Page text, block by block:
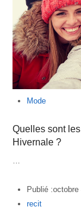
Mode
Quelles sont
Hivernale ?
Publié :octobre
Author
recit